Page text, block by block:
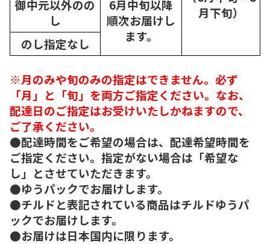
月下旬）
御中元以外のの
し
6月中旬以降
順次お届けし
ます。
のし指定なし
※月のみや旬のみの指定はできません。必ず
「月」と「旬」を両方ご指定ください。なお、
配達日のご指定はお受けいたしかねますので、
ご了承ください。
●配達時間をご希望の場合は、配達希望時間を
ご指定ください。指定がない場合は「希望な
し」とさせていただきます。
●ゆうパックでお届けします。
●チルドと表記されている商品はチルドゆうパ
ックでお届けします。
●お届けは日本国内に限ります。